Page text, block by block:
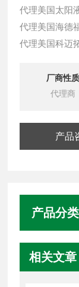
代理美国太阳
代理美国海德
代理美国科迈
提供油路系
液压油缸，经
厂商性质
代理商
产品
产品分类
相关文章